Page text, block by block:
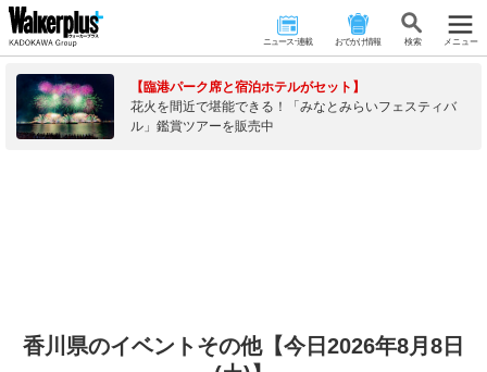
ニュース･連載 おでかけ情報 検 索 メニュー
【臨港パーク席と宿泊ホテルがセット】
花火を間近で堪能できる！「みなとみらいフェスティバ
ル」鑑賞ツアーを販売中
香川県のイベントその他【今日2026年8月8日